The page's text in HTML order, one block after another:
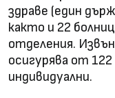
здраве (един
както и 22
отделения.
осигурява от
индивидуални.